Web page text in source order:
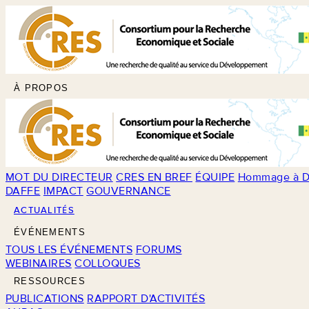
À PROPOS
MOT DU DIRECTEUR CRES EN BREF ÉQUIPE Hommage à
DAFFE IMPACT GOUVERNANCE
ACTUALITÉS
ÉVÉNEMENTS
TOUS LES ÉVÉNEMENTS FORUMS
WEBINAIRES COLLOQUES
RESSOURCES
PUBLICATIONS RAPPORT D'ACTIVITÉS